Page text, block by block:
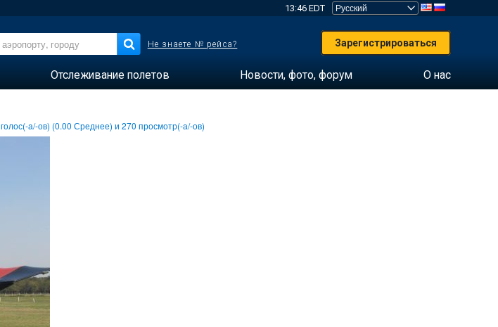
13:46 EDT
Не знаете № рейса? Зарегистрироваться
Отслеживание полетов Новости, фото, форум О нас
голос(-а/-ов) (0.00 Среднее) и270 просмотр(-а/-ов)